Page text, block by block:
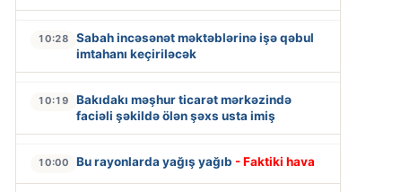
10:28
Sabah incəsənət məktəblərinə işə qəbul
imtahanı keçiriləcək
10:19
Bakıdakı məşhur ticarət mərkəzində
faciəli şəkildə ölən şəxs usta imiş
10:00 Bu rayonlarda yağış yağıb - Faktiki hava